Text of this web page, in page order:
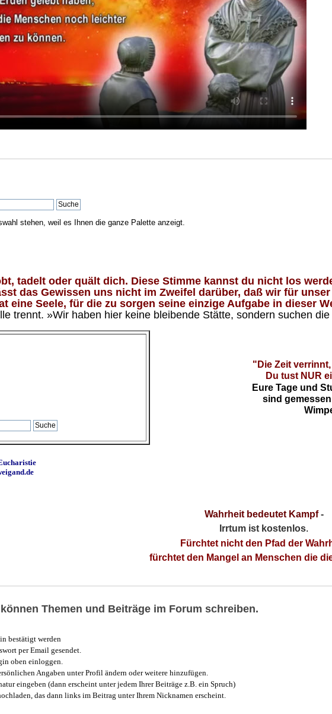
stehen, weil es Ihnen die ganze Palette anzeigt.
tadelt oder quält dich. Diese Stimme kannst du nicht los
das Gewissen uns nicht im Zweifel darüber, daß wir für
eine Seele, für die zu sorgen seine einzige Aufgabe in dieser
trennt. »Wir haben hier keine bleibende Stätte, sondern suchen
"Die Zeit
Du tust NUR
Eure Tage und
sind
Wahrheit bedeutet Kampf-
Irrtum ist kostenlos.
Fürchtet nicht den Pfad der
fürchtet den Mangel an Menschen die
Themen und Beiträge im Forum schreiben.
bestätigt werden
per Email gesendet.
oben einloggen.
Angaben unter Profil ändern oder weitere hinzufügen.
eingeben (dann erscheint unter jedem Ihrer Beiträge z.B. ein Spruch)
das dann links im Beitrag unter Ihrem Nicknamen erscheint.